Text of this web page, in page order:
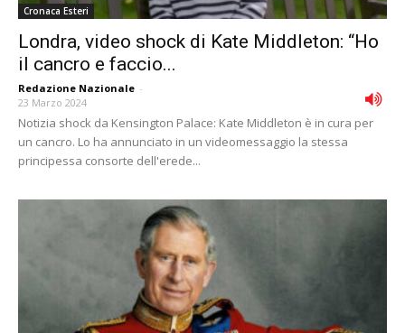
Cronaca Esteri
Londra, video shock di Kate Middleton: “Ho
il cancro e faccio...
Redazione Nazionale -
23 Marzo 2024
Notizia shock da Kensington Palace: Kate Middleton è in cura per
un cancro. Lo ha annunciato in un videomessaggio la stessa
principessa consorte dell'erede...